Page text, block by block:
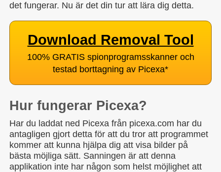
det fungerar. Nu är det din tur att lära dig detta.
Download Removal Tool
100% GRATIS spionprogramsskanner och
testad borttagning av Picexa*
Hur fungerar Picexa?
Har du laddat ned Picexa från picexa.com har du
antagligen gjort detta för att du tror att programmet
kommer att kunna hjälpa dig att visa bilder på
bästa möjliga sätt. Sanningen är att denna
applikation inte har någon som helst möjlighet att